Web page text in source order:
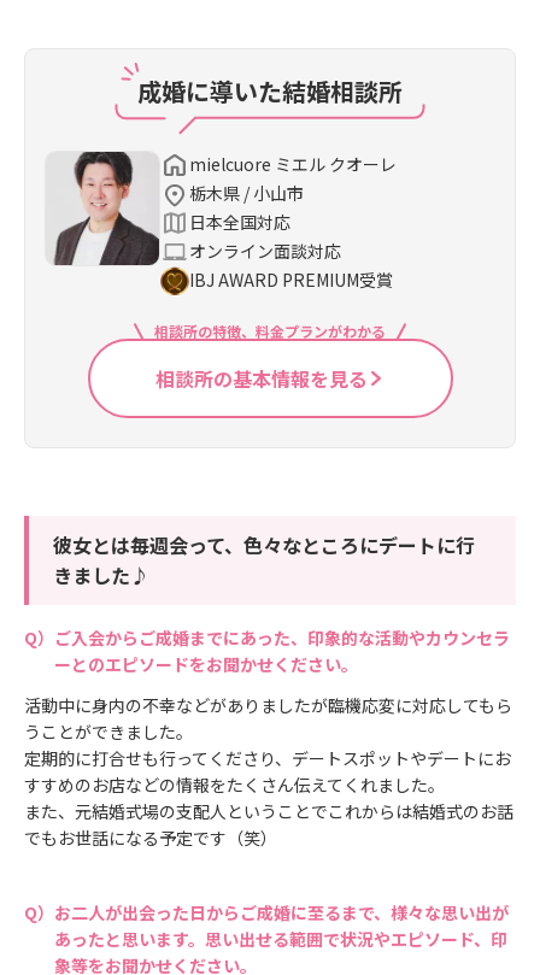
成婚に導いた結婚相談所
mielcuore ミエル クオーレ
栃木県 / 小山市
日本全国対応
オンライン面談対応
IBJ AWARD PREMIUM受賞
相談所の特徴、料金プランがわかる
相談所の基本情報を見る
彼女とは毎週会って、色々なところにデートに行
きました♪
ご入会からご成婚までにあった、印象的な活動やカウンセラ
ーとのエピソードをお聞かせください。
活動中に身内の不幸などがありましたが臨機応変に対応してもら
うことができました。
定期的に打合せも行ってくださり、デートスポットやデートにお
すすめのお店などの情報をたくさん伝えてくれました。
また、元結婚式場の支配人ということでこれからは結婚式のお話
でもお世話になる予定です（笑）
お二人が出会った日からご成婚に至るまで、様々な思い出が
あったと思います。思い出せる範囲で状況やエピソード、印
象等をお聞かせください。